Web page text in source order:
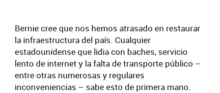
Bernie cree que nos hemos atrasado en restaurar
la infraestructura del país. Cualquier
estadounidense que lidia con baches, servicio
lento de internet y la falta de transporte público –
entre otras numerosas y regulares
inconveniencias – sabe esto de primera mano.